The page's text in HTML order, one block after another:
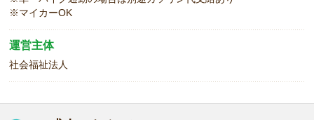
※マイカーOK
運営主体
社会福祉法人